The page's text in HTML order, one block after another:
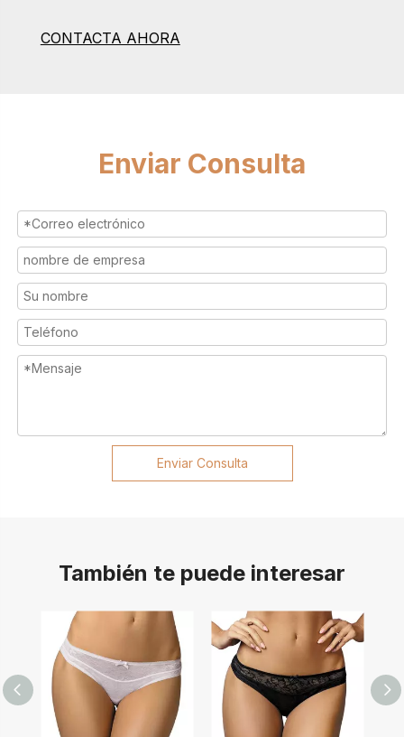
CONTACTA AHORA
Enviar Consulta
Enviar Consulta
También te puede interesar